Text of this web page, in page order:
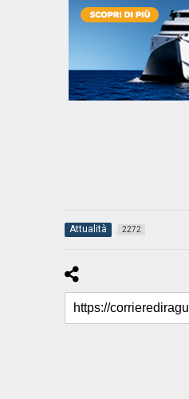
Attualità 2272